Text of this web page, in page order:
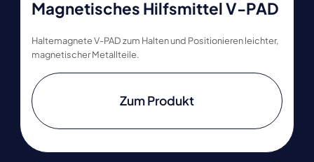
Magnetisches Hilfsmittel V-PAD
Haltemagnete V-PAD zum Halten und Positionieren leichter,
magnetischer Metallteile.
Zum Produkt